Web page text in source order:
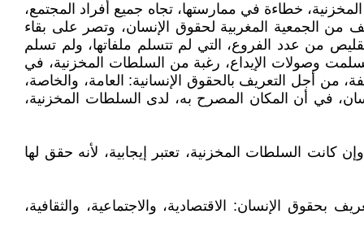
خطاءة في ممارستها، تجاه جميع أفراد المجتمع،
من الجمعية المغربية لحقوق الإنسان، وتصر على بقاء
من عدد الفروع، التي لم تتسلم ملفاتها، ولم تسلم
وصولات الإيداع، رغبة من السلطات المخزنية، في
من أجل التعريف بالحقوق الإنسانية: العامة، والخاصة،
في أن المكان المصرح به، لدى السلطات المخزنية،
السلطات المخزنية، تعتبر إيجابية، لأنه حقق لها
الإنسان: الاقتصادية، والاجتماعية، والثقافية،